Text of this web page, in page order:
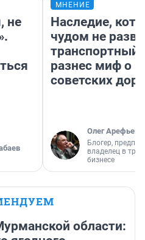
не
МНЕНИЕ
Наследие,
чудом не
транспортный
разнес миф о
советских
Олег Арефьев
Блогер,
владелец в
бизнесе
области: